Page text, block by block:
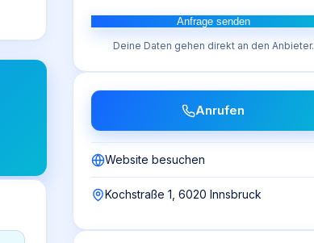
Anfrage senden
Deine Daten gehen direkt an den Anbieter.
Anrufen
Website besuchen
Kochstraße 1, 6020 Innsbruck